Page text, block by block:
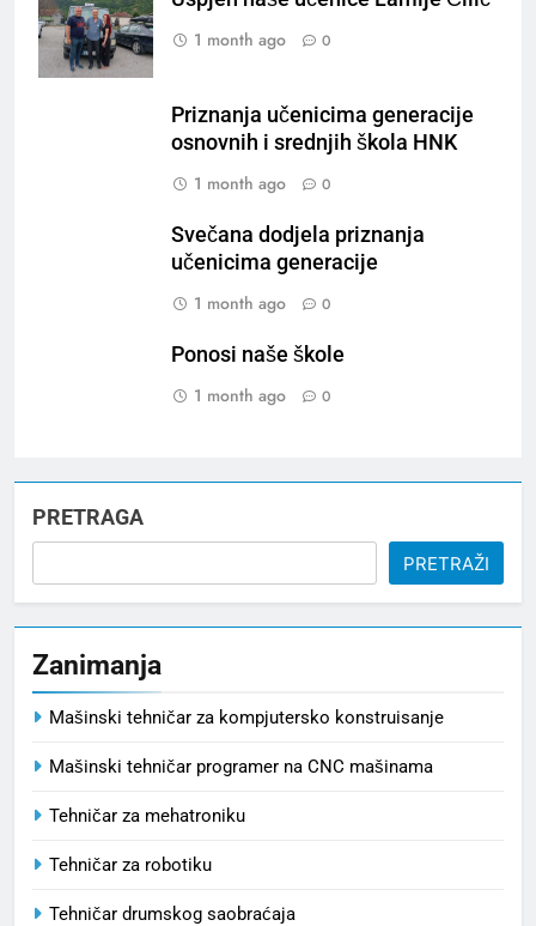
1 month ago
0
Priznanja učenicima generacije
osnovnih i srednjih škola HNK
1 month ago
0
Svečana dodjela priznanja
učenicima generacije
1 month ago
0
Ponosi naše škole
1 month ago
0
PRETRAGA
PRETRAŽI
Zanimanja
Mašinski tehničar za kompjutersko konstruisanje
Mašinski tehničar programer na CNC mašinama
Tehničar za mehatroniku
Tehničar za robotiku
Tehničar drumskog saobraćaja